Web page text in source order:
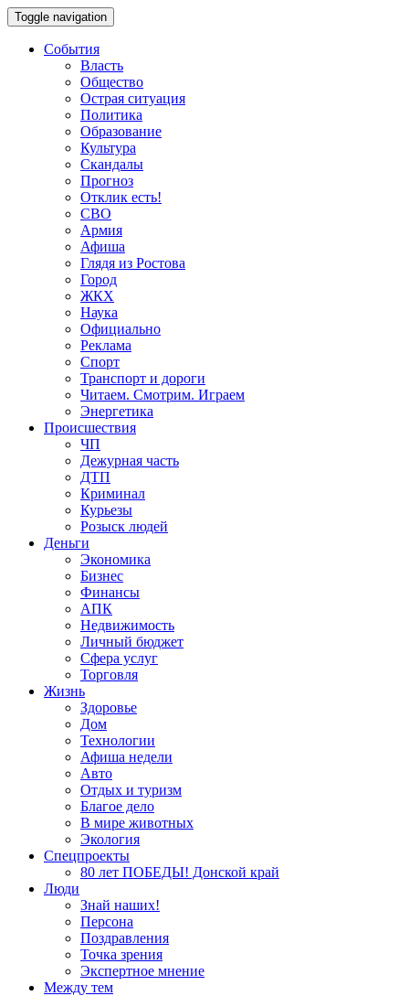
Toggle navigation
События
Власть
Общество
Острая ситуация
Политика
Образование
Культура
Скандалы
Прогноз
Отклик есть!
СВО
Армия
Афиша
Глядя из Ростова
Город
ЖКХ
Наука
Официально
Реклама
Спорт
Транспорт и дороги
Читаем. Смотрим. Играем
Энергетика
Происшествия
ЧП
Дежурная часть
ДТП
Криминал
Курьезы
Розыск людей
Деньги
Экономика
Бизнес
Финансы
АПК
Недвижимость
Личный бюджет
Сфера услуг
Торговля
Жизнь
Здоровье
Дом
Технологии
Афиша недели
Авто
Отдых и туризм
Благое дело
В мире животных
Экология
Спецпроекты
80 лет ПОБЕДЫ! Донской край
Люди
Знай наших!
Персона
Поздравления
Точка зрения
Экспертное мнение
Между тем